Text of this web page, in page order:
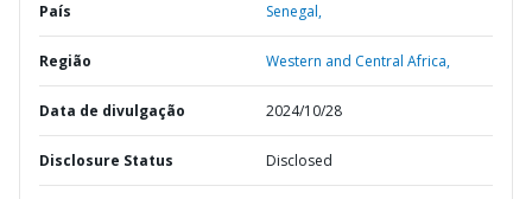
País Senegal,
Região Western and Central Africa,
Data de divulgação 2024/10/28
Disclosure Status Disclosed